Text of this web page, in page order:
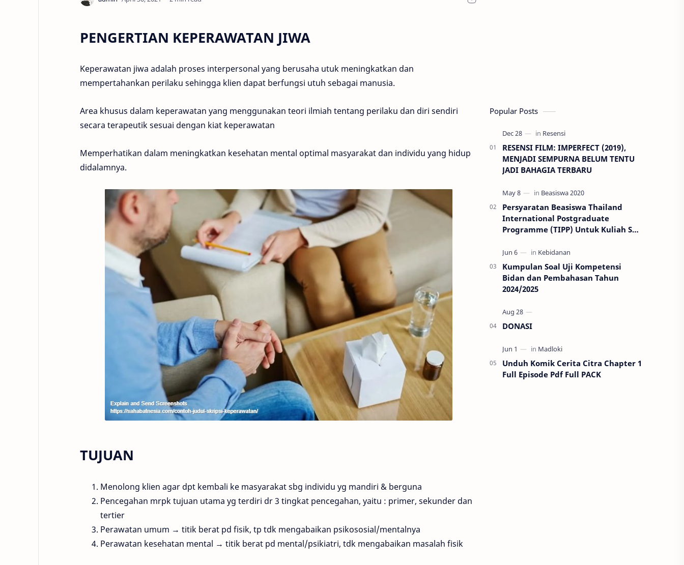
PENGERTIAN KEPERAWATAN JIWA
Keperawatan jiwa adalah proses interpersonal yang berusaha utuk meningkatkan dan
mempertahankan perilaku sehingga klien dapat berfungsi utuh sebagai manusia.
Area khusus dalam keperawatan yang menggunakan teori ilmiah tentang perilaku dan diri sendiri
secara terapeutik sesuai dengan kiat keperawatan
Memperhatikan dalam meningkatkan kesehatan mental optimal masyarakat dan individu yang hidup
didalamnya.
TUJUAN
Menolong klien agar dpt kembali ke masyarakat sbg individu yg mandiri & berguna
Pencegahan mrpk tujuan utama yg terdiri dr 3 tingkat pencegahan, yaitu : primer, sekunder dan
tertier
Perawatan umum → titik berat pd fisik, tp tdk mengabaikan psikososial/mentalnya
Perawatan kesehatan mental → titik berat pd mental/psikiatri, tdk mengabaikan masalah fisik
Popular Posts
RESENSI FILM: IMPERFECT (2019),
MENJADI SEMPURNA BELUM TENTU
JADI BAHAGIA TERBARU
Persyaratan Beasiswa Thailand
International Postgraduate
Programme (TIPP) Untuk Kuliah S2
Kumpulan Soal Uji Kompetensi
Bidan dan Pembahasan Tahun
2024/2025
DONASI
Unduh Komik Cerita Citra Chapter 1
Full Episode Pdf Full PACK